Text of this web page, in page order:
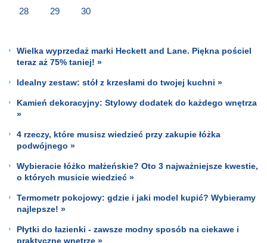
28 29 30
Wielka wyprzedaż marki Heckett and Lane. Piękna pościel
teraz aż 75% taniej! »
Idealny zestaw: stół z krzesłami do twojej kuchni »
Kamień dekoracyjny: Stylowy dodatek do każdego wnętrza
»
4 rzeczy, które musisz wiedzieć przy zakupie łóżka
podwójnego »
Wybieracie łóżko małżeńskie? Oto 3 najważniejsze kwestie,
o których musicie wiedzieć »
Termometr pokojowy: gdzie i jaki model kupić? Wybieramy
najlepsze! »
Płytki do łazienki - zawsze modny sposób na ciekawe i
praktyczne wnętrze »